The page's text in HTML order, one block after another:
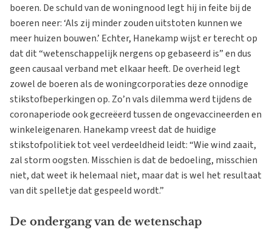
boeren. De schuld van de woningnood legt hij in feite bij de
boeren neer: ‘Als zij minder zouden uitstoten kunnen we
meer huizen bouwen.’ Echter, Hanekamp wijst er terecht op
dat dit “wetenschappelijk nergens op gebaseerd is” en dus
geen causaal verband met elkaar heeft. De overheid legt
zowel de boeren als de woningcorporaties deze onnodige
stikstofbeperkingen op. Zo’n vals dilemma werd tijdens de
coronaperiode ook gecreëerd tussen de ongevaccineerden en
winkeleigenaren. Hanekamp vreest dat de huidige
stikstofpolitiek tot veel verdeeldheid leidt: “Wie wind zaait,
zal storm oogsten. Misschien is dat de bedoeling, misschien
niet, dat weet ik helemaal niet, maar dat is wel het resultaat
van dit spelletje dat gespeeld wordt.”
De ondergang van de wetenschap